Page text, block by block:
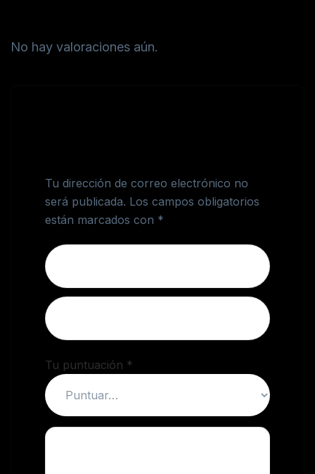
No hay valoraciones aún.
Tu dirección de correo electrónico no
será publicada. Los campos obligatorios
están marcados con *
Tu puntuación *